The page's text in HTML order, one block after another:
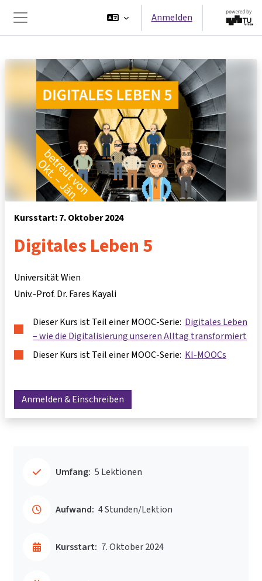
Website-Übersicht
Anmelden
Kursstart: 7. Oktober 2024
Digitales Leben 5
Universität Wien
Univ.-Prof. Dr. Fares Kayali
Dieser Kurs ist Teil einer MOOC-Serie: Digitales Leben
– wie die Digitalisierung unseren Alltag transformiert
Dieser Kurs ist Teil einer MOOC-Serie: KI-MOOCs
Anmelden & Einschreiben
Umfang: 5 Lektionen
Aufwand: 4 Stunden/Lektion
Kursstart: 7. Oktober 2024